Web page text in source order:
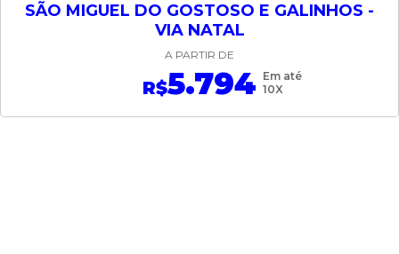
SÃO MIGUEL DO GOSTOSO E GALINHOS -
VIA NATAL
A PARTIR DE
R$5.794 Em até
10X